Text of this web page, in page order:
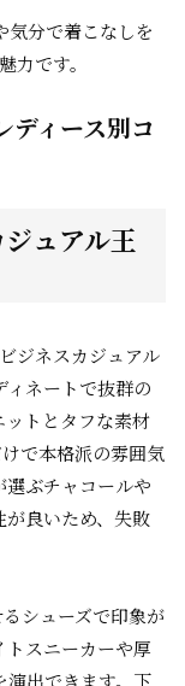
気分で着こなしを
力です。
ディース別コ
ュアル王
ジネスカジュアル
ィネートで抜群の
トとタフな素材
で本格派の雰囲気
ぶチャコールや
良いため、失敗
シューズで印象が
トスニーカーや厚
演出できます。下